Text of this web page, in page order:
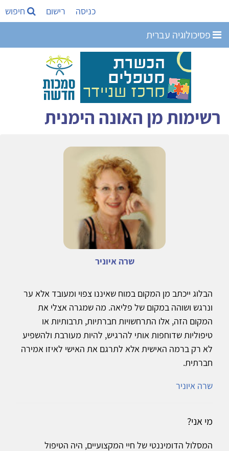
כניסה רישום חיפוש
פסיכולוגיה עברית
רשימות מן האונה הימנית
שרה איוניר
הבלוג ייכתב מן המקום במוח שאיננו צפוי ומעובד אלא ער
ונרגש ושוהה במקום של פליאה. מה שמגרה אצלי את
המקום הזה, אלו התרחשויות חברתיות, תרבותיות או
טיפוליות שדוחפות אותי להרגיש, להיות מעורבת ולהשפיע
לא רק ברמה האישית אלא לתרגם את האישי לאיזו אמירה
חברתית.
שרה איוניר
מי אני?
המסלול הדומיננטי של חיי המקצועיים, היה הטיפול